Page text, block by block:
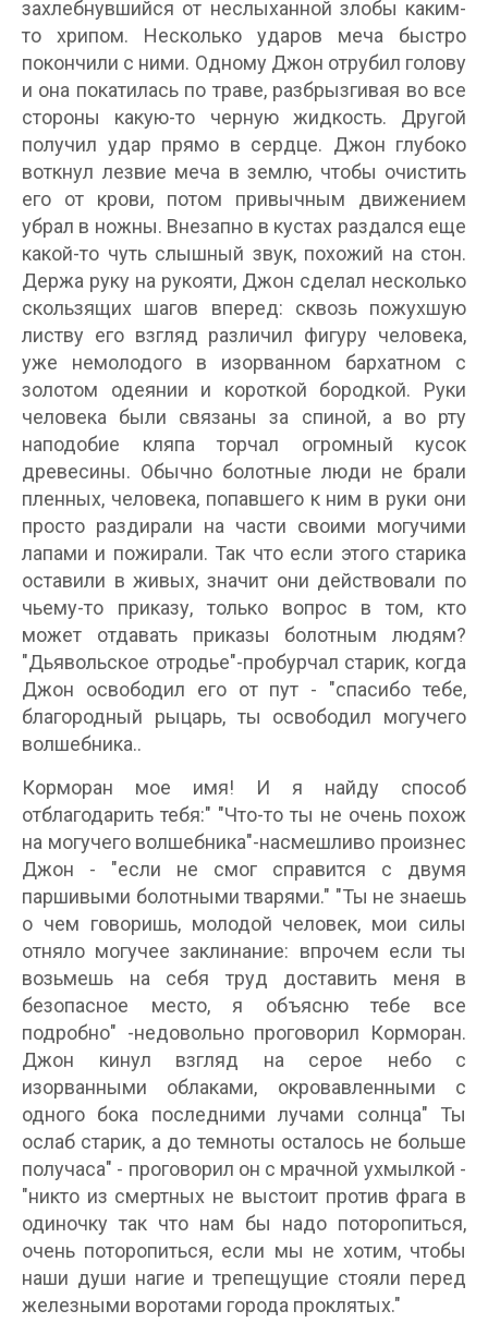
захлебнувшийся от неслыханной злобы каким-
то хрипом. Несколько ударов меча быстро
покончили с ними. Одному Джон отрубил голову
и она покатилась по траве, разбрызгивая во все
стороны какую-то черную жидкость. Другой
получил удар прямо в сердце. Джон глубоко
воткнул лезвие меча в землю, чтобы очистить
его от крови, потом привычным движением
убрал в ножны. Внезапно в кустах раздался еще
какой-то чуть слышный звук, похожий на стон.
Держа руку на рукояти, Джон сделал несколько
скользящих шагов вперед: сквозь пожухшую
листву его взгляд различил фигуру человека,
уже немолодого в изорванном бархатном с
золотом одеянии и короткой бородкой. Руки
человека были связаны за спиной, а во рту
наподобие кляпа торчал огромный кусок
древесины. Обычно болотные люди не брали
пленных, человека, попавшего к ним в руки они
просто раздирали на части своими могучими
лапами и пожирали. Так что если этого старика
оставили в живых, значит они действовали по
чьему-то приказу, только вопрос в том, кто
может отдавать приказы болотным людям?
"Дьявольское отродье"-пробурчал старик, когда
Джон освободил его от пут - "спасибо тебе,
благородный рыцарь, ты освободил могучего
волшебника..
Корморан мое имя! И я найду способ
отблагодарить тебя:" "Что-то ты не очень похож
на могучего волшебника"-насмешливо произнес
Джон - "если не смог справится с двумя
паршивыми болотными тварями." "Ты не знаешь
о чем говоришь, молодой человек, мои силы
отняло могучее заклинание: впрочем если ты
возьмешь на себя труд доставить меня в
безопасное место, я объясню тебе все
подробно" -недовольно проговорил Корморан.
Джон кинул взгляд на серое небо с
изорванными облаками, окровавленными с
одного бока последними лучами солнца" Ты
ослаб старик, а до темноты осталось не больше
получаса" - проговорил он с мрачной ухмылкой -
"никто из смертных не выстоит против фрага в
одиночку так что нам бы надо поторопиться,
очень поторопиться, если мы не хотим, чтобы
наши души нагие и трепещущие стояли перед
железными воротами города проклятых."